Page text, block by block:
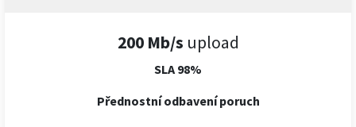
200 Mb/s upload
SLA 98%
Přednostní odbavení poruch